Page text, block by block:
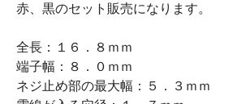
赤、黒のセット販売になります。
全長：１６．８ｍｍ
端子幅：８．０ｍｍ
ネジ止め部の最大幅：５．３ｍｍ